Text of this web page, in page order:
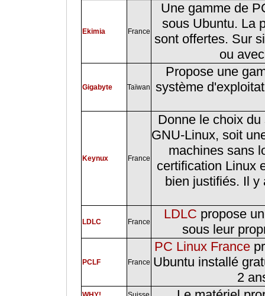
Ekimia France
Une gamme de
sous Ubuntu. La
sont offertes. Sur
ou
Gigabyte Taïwan
Propose une
système
Keynux France
Donne le choix
GNU-Linux, soit
machines sans
certification Linux
bien justifiés. Il
LDLC France
LDLC propose
sous leur
PCLF France
PC Linux France
Ubuntu installé
2